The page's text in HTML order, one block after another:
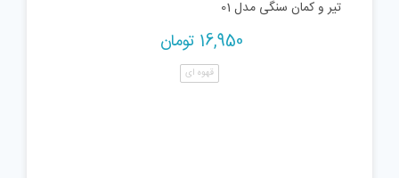
تیر و کمان سنگی مدل 01
16,950 تومان
قهوه ای